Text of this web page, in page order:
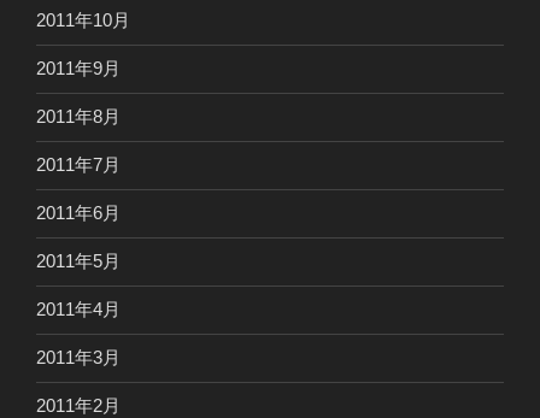
2011年10月
2011年9月
2011年8月
2011年7月
2011年6月
2011年5月
2011年4月
2011年3月
2011年2月